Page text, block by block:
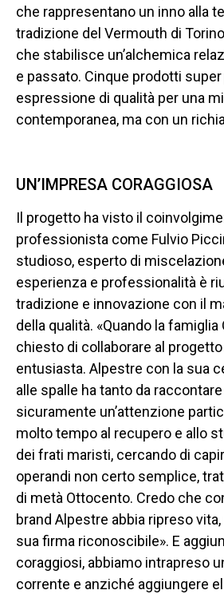
che rappresentano un inno alla
tradizione del Vermouth di
che stabilisce un’alchemica
e passato. Cinque prodotti
espressione di qualità per una
contemporanea, ma con un
UN’IMPRESA CORAGGIOSA
Il progetto ha visto il
professionista come Fulvio
studioso, esperto di
esperienza e professionalità è
tradizione e innovazione con il
della qualità. «Quando la famiglia
chiesto di collaborare al
entusiasta. Alpestre con la sua
alle spalle ha tanto da
sicuramente un’attenzione
molto tempo al recupero e allo
dei frati maristi, cercando di
operandi non certo semplice,
di metà Ottocento. Credo che
brand Alpestre abbia ripreso
sua firma riconoscibile». E
coraggiosi, abbiamo intrapreso
corrente e anziché aggiungere